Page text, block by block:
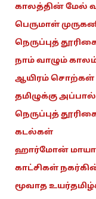
காலத்தின் மேல்
பெருமாள்
நெருப்புத்
நாம் வாழும்
ஆயிரம் சொற்கள்
தமிழுக்கு
நெருப்புத்
கடல்கள்
ஹார்மோன்
காட்சிகள்
மூவாத